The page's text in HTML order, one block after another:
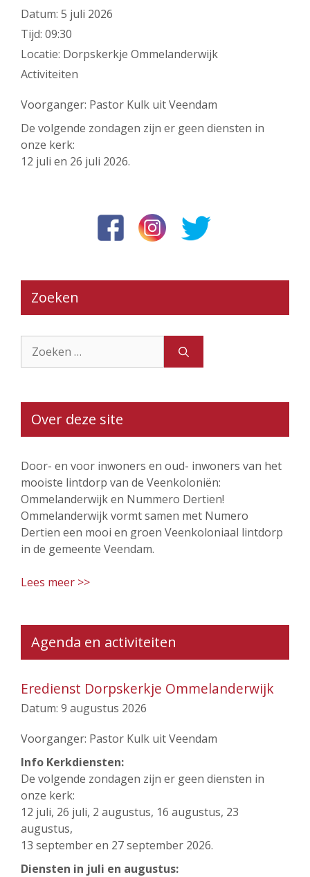
Datum: 5 juli 2026
Tijd: 09:30
Locatie: Dorpskerkje Ommelanderwijk
Activiteiten
Voorganger: Pastor Kulk uit Veendam
De volgende zondagen zijn er geen diensten in
onze kerk:
12 juli en 26 juli 2026.
Zoeken
naar:
Over deze site
Door- en voor inwoners en oud- inwoners van het
mooiste lintdorp van de Veenkoloniën:
Ommelanderwijk en Nummero Dertien!
Ommelanderwijk vormt samen met Numero
Dertien een mooi en groen Veenkoloniaal lintdorp
in de gemeente Veendam.
Lees meer >>
Agenda en activiteiten
Eredienst Dorpskerkje Ommelanderwijk
Datum: 9 augustus 2026
Voorganger: Pastor Kulk uit Veendam
Info Kerkdiensten:
De volgende zondagen zijn er geen diensten in
onze kerk:
12 juli, 26 juli, 2 augustus, 16 augustus, 23
augustus,
13 september en 27 september 2026.
Diensten in juli en augustus: